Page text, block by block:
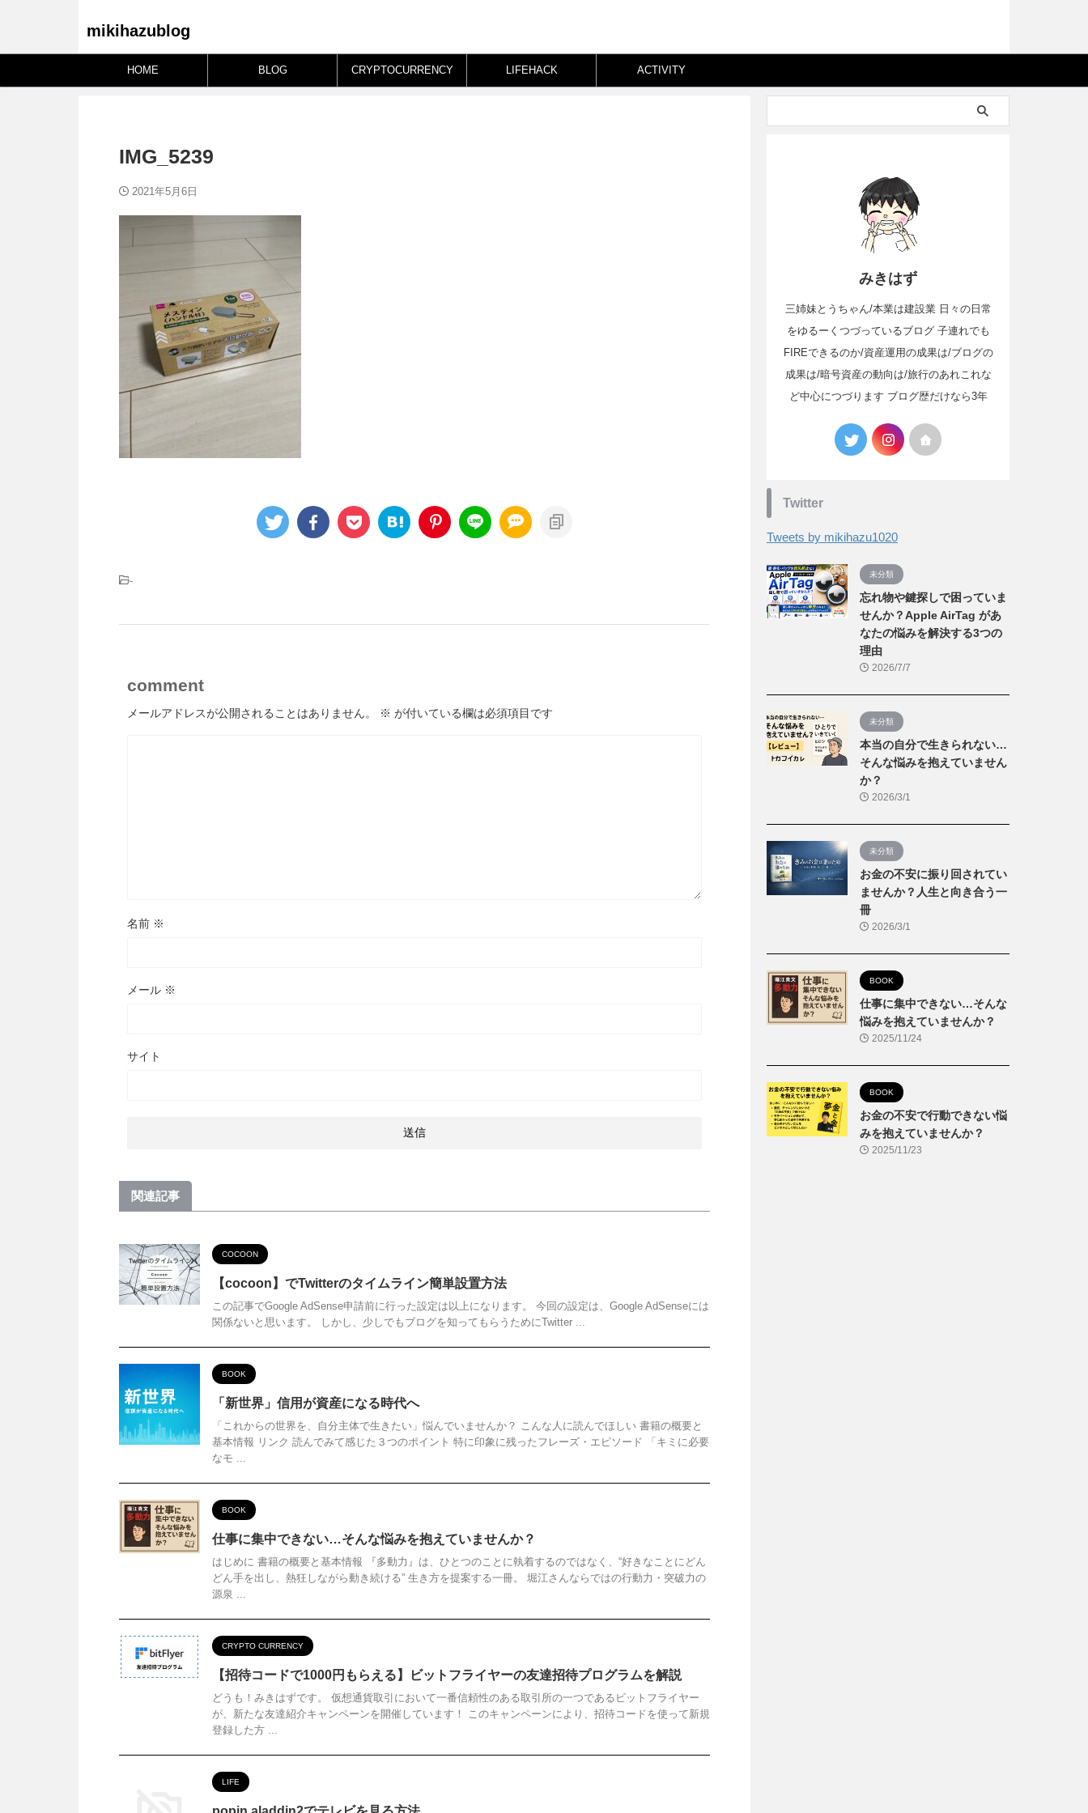
mikihazublog
HOME BLOG CRYPTOCURRENCY LIFEHACK ACTIVITY
IMG_5239
2021年5月6日
-
comment
メールアドレスが公開されることはありません。 ※ が付いている欄は必須項目です
名前 ※
メール ※
サイト
関連記事
COCOON
【cocoon】でTwitterのタイムライン簡単設置方法
この記事でGoogle AdSense申請前に行った設定は以上になります。 今回の設定は、Google AdSenseには
関係ないと思います。 しかし、少しでもブログを知ってもらうためにTwitter ...
BOOK
「新世界」信用が資産になる時代へ
「これからの世界を、自分主体で生きたい」悩んでいませんか？ こんな人に読んでほしい 書籍の概要と
基本情報 リンク 読んでみて感じた３つのポイント 特に印象に残ったフレーズ・エピソード 「キミに必要
なモ ...
BOOK
仕事に集中できない…そんな悩みを抱えていませんか？
はじめに 書籍の概要と基本情報 『多動力』は、ひとつのことに執着するのではなく、“好きなことにどん
どん手を出し、熱狂しながら動き続ける” 生き方を提案する一冊。 堀江さんならではの行動力・突破力の
源泉 ...
CRYPTO CURRENCY
【招待コードで1000円もらえる】ビットフライヤーの友達招待プログラムを解説
どうも！みきはずです。 仮想通貨取引において一番信頼性のある取引所の一つであるビットフライヤー
が、新たな友達紹介キャンペーンを開催しています！ このキャンペーンにより、招待コードを使って新規
登録した方 ...
LIFE
みきはず
三姉妹とうちゃん/本業は建設業 日々の日常
をゆるーくつづっているブログ 子連れでも
FIREできるのか/資産運用の成果は/ブログの
成果は/暗号資産の動向は/旅行のあれこれな
ど中心につづります ブログ歴だけなら3年
Twitter
Tweets by mikihazu1020
未分類
忘れ物や鍵探しで困っていま
せんか？Apple AirTag があ
なたの悩みを解決する3つの
理由
2026/7/7
未分類
本当の自分で生きられない…
そんな悩みを抱えていません
か？
2026/3/1
未分類
お金の不安に振り回されてい
ませんか？人生と向き合う一
冊
2026/3/1
BOOK
仕事に集中できない…そんな
悩みを抱えていませんか？
2025/11/24
BOOK
お金の不安で行動できない悩
みを抱えていませんか？
2025/11/23